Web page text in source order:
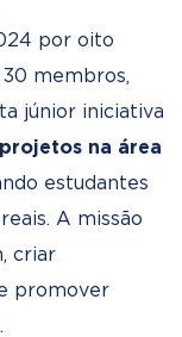
por oito
membros,
júnior iniciativa
na área
estudantes
A missão
criar
promover